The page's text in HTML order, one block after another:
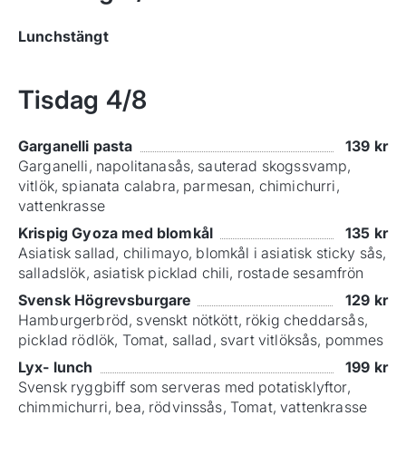
Lunchstängt
Tisdag 4/8
Garganelli pasta 139 kr
Garganelli, napolitanasås, sauterad skogssvamp,
vitlök, spianata calabra, parmesan, chimichurri,
vattenkrasse
Krispig Gyoza med blomkål
135 kr
Asiatisk sallad, chilimayo, blomkål i asiatisk sticky sås,
salladslök, asiatisk picklad chili, rostade sesamfrön
Svensk Högrevsburgare
129 kr
Hamburgerbröd, svenskt nötkött, rökig cheddarsås,
picklad rödlök, Tomat, sallad, svart vitlöksås, pommes
Lyx- lunch
199 kr
Svensk ryggbiff som serveras med potatisklyftor,
chimmichurri, bea, rödvinssås, Tomat, vattenkrasse